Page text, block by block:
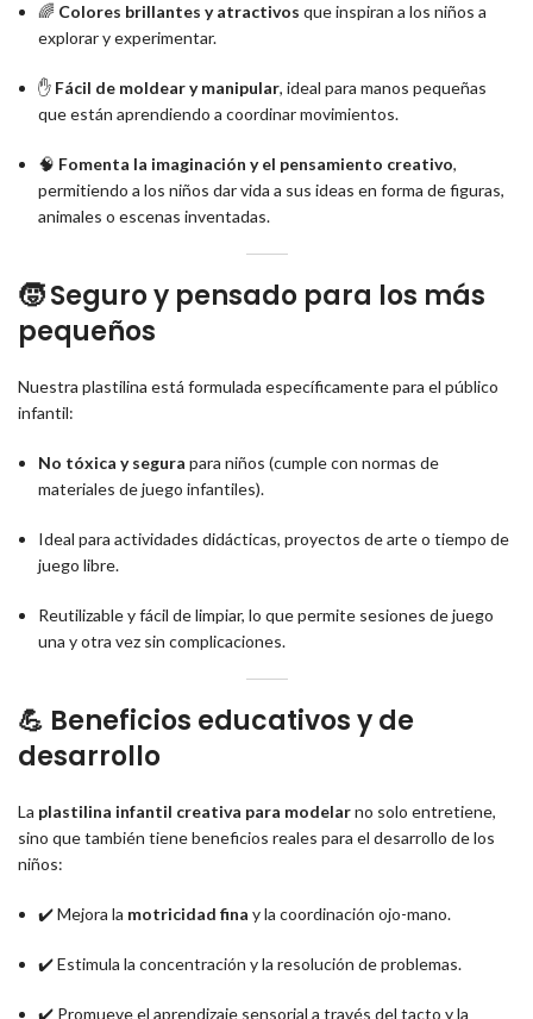
🌈 Colores brillantes y atractivos que inspiran a los niños a
explorar y experimentar.
✋ Fácil de moldear y manipular, ideal para manos pequeñas
que están aprendiendo a coordinar movimientos.
🧠 Fomenta la imaginación y el pensamiento creativo,
permitiendo a los niños dar vida a sus ideas en forma de figuras,
animales o escenas inventadas.
🧒Seguro y pensado para los más
pequeños
Nuestra plastilina está formulada específicamente para el público
infantil:
No tóxica y segura para niños (cumple con normas de
materiales de juego infantiles).
Ideal para actividades didácticas, proyectos de arte o tiempo de
juego libre.
Reutilizable y fácil de limpiar, lo que permite sesiones de juego
una y otra vez sin complicaciones.
💪 Beneficios educativos y de
desarrollo
La plastilina infantil creativa para modelarno solo entretiene,
sino que también tiene beneficios reales para el desarrollo de los
niños:
✔️ Mejora la motricidad fina y la coordinación ojo-mano.
✔️ Estimula la concentración y la resolución de problemas.
✔️ Promueve el aprendizaje sensorial a través del tacto y la